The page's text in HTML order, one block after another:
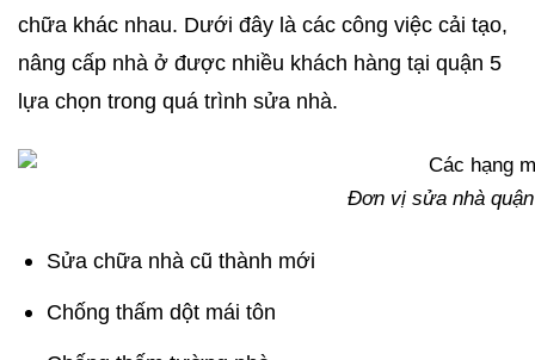
chữa khác nhau. Dưới đây là các công việc cải tạo,
nâng cấp nhà ở được nhiều khách hàng tại quận 5
lựa chọn trong quá trình sửa nhà.
Đơn vị sửa nhà
Sửa chữa nhà cũ thành mới
Chống thấm dột mái tôn